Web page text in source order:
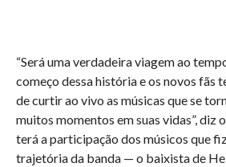
“Será uma verdadeira viagem ao
começo dessa história e os novos fãs
de curtir ao vivo as músicas que se
muitos momentos em suas vidas”, diz
terá a participação dos músicos que
trajetória da banda — o baixista de